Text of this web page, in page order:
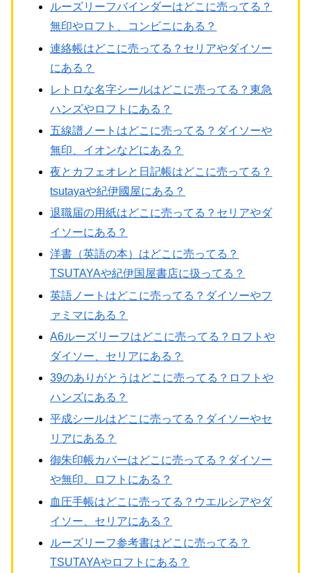
ルーズリーフバインダーはどこに売ってる？
無印やロフト、コンビニにある？
連絡帳はどこに売ってる？セリアやダイソー
にある？
レトロな名字シールはどこに売ってる？東急
ハンズやロフトにある？
五線譜ノートはどこに売ってる？ダイソーや
無印、イオンなどにある？
夜とカフェオレと日記帳はどこに売ってる？
tsutayaや紀伊國屋にある？
退職届の用紙はどこに売ってる？セリアやダ
イソーにある？
洋書（英語の本）はどこに売ってる？
TSUTAYAや紀伊国屋書店に扱ってる？
英語ノートはどこに売ってる？ダイソーやフ
ァミマにある？
A6ルーズリーフはどこに売ってる？ロフトや
ダイソー、セリアにある？
39のありがとうはどこに売ってる？ロフトや
ハンズにある？
平成シールはどこに売ってる？ダイソーやセ
リアにある？
御朱印帳カバーはどこに売ってる？ダイソー
や無印、ロフトにある？
血圧手帳はどこに売ってる？ウエルシアやダ
イソー、セリアにある？
ルーズリーフ参考書はどこに売ってる？
TSUTAYAやロフトにある？